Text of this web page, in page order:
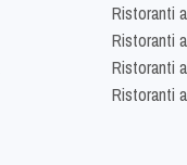
Ristoranti
Ristoranti
Ristoranti
Ristoranti